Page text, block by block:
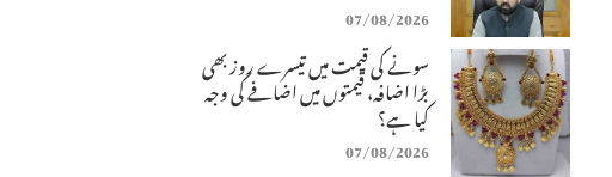
07/08/2026
سونے کی قیمت میں تیسرے روز بھی
بڑا اضافہ، قیمتوں میں اضافے کی وجہ
کیا ہے؟
07/08/2026